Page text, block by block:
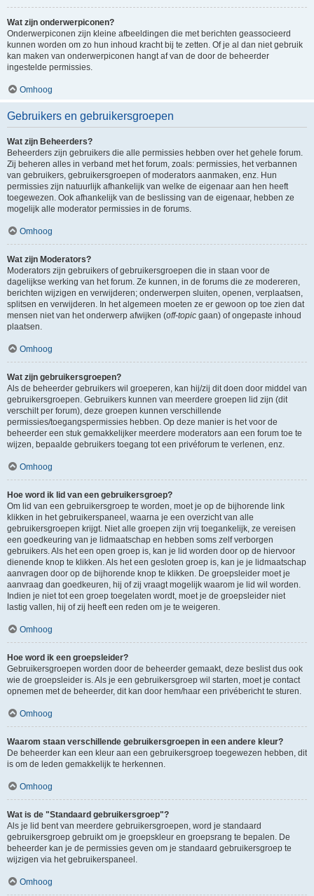
Wat zijn onderwerpiconen?
Onderwerpiconen zijn kleine afbeeldingen die met berichten geassocieerd
kunnen worden om zo hun inhoud kracht bij te zetten. Of je al dan niet gebruik
kan maken van onderwerpiconen hangt af van de door de beheerder
ingestelde permissies.
Omhoog
Gebruikers en gebruikersgroepen
Wat zijn Beheerders?
Beheerders zijn gebruikers die alle permissies hebben over het gehele forum.
Zij beheren alles in verband met het forum, zoals: permissies, het verbannen
van gebruikers, gebruikersgroepen of moderators aanmaken, enz. Hun
permissies zijn natuurlijk afhankelijk van welke de eigenaar aan hen heeft
toegewezen. Ook afhankelijk van de beslissing van de eigenaar, hebben ze
mogelijk alle moderator permissies in de forums.
Omhoog
Wat zijn Moderators?
Moderators zijn gebruikers of gebruikersgroepen die in staan voor de
dagelijkse werking van het forum. Ze kunnen, in de forums die ze modereren,
berichten wijzigen en verwijderen; onderwerpen sluiten, openen, verplaatsen,
splitsen en verwijderen. In het algemeen moeten ze er gewoon op toe zien dat
mensen niet van het onderwerp afwijken (off-topic gaan) of ongepaste inhoud
plaatsen.
Omhoog
Wat zijn gebruikersgroepen?
Als de beheerder gebruikers wil groeperen, kan hij/zij dit doen door middel van
gebruikersgroepen. Gebruikers kunnen van meerdere groepen lid zijn (dit
verschilt per forum), deze groepen kunnen verschillende
permissies/toegangspermissies hebben. Op deze manier is het voor de
beheerder een stuk gemakkelijker meerdere moderators aan een forum toe te
wijzen, bepaalde gebruikers toegang tot een privéforum te verlenen, enz.
Omhoog
Hoe word ik lid van een gebruikersgroep?
Om lid van een gebruikersgroep te worden, moet je op de bijhorende link
klikken in het gebruikerspaneel, waarna je een overzicht van alle
gebruikersgroepen krijgt. Niet alle groepen zijn vrij toegankelijk, ze vereisen
een goedkeuring van je lidmaatschap en hebben soms zelf verborgen
gebruikers. Als het een open groep is, kan je lid worden door op de hiervoor
dienende knop te klikken. Als het een gesloten groep is, kan je je lidmaatschap
aanvragen door op de bijhorende knop te klikken. De groepsleider moet je
aanvraag dan goedkeuren, hij of zij vraagt mogelijk waarom je lid wil worden.
Indien je niet tot een groep toegelaten wordt, moet je de groepsleider niet
lastig vallen, hij of zij heeft een reden om je te weigeren.
Omhoog
Hoe word ik een groepsleider?
Gebruikersgroepen worden door de beheerder gemaakt, deze beslist dus ook
wie de groepsleider is. Als je een gebruikersgroep wil starten, moet je contact
opnemen met de beheerder, dit kan door hem/haar een privébericht te sturen.
Omhoog
Waarom staan verschillende gebruikersgroepen in een andere kleur?
De beheerder kan een kleur aan een gebruikersgroep toegewezen hebben, dit
is om de leden gemakkelijk te herkennen.
Omhoog
Wat is de "Standaard gebruikersgroep"?
Als je lid bent van meerdere gebruikersgroepen, word je standaard
gebruikersgroep gebruikt om je groepskleur en groepsrang te bepalen. De
beheerder kan je de permissies geven om je standaard gebruikersgroep te
wijzigen via het gebruikerspaneel.
Omhoog